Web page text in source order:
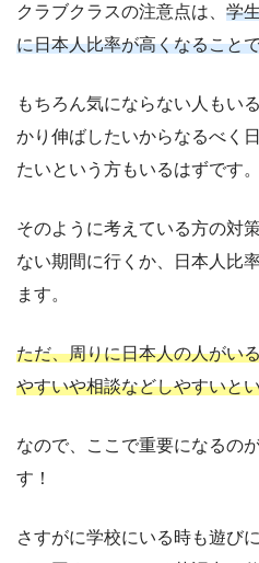
クラブクラスの注意点は、 学
に日本人比率が高くなること
もちろん気にならない人もい
かり伸ばしたいからなるべく
たいという方もいるはずです。
そのように考えている方の対
ない期間に行くか、日本人比
ます。
ただ、周りに日本人の人がい
やすいや相談などしやすいと
なので、ここで重要になるの
す！
さすがに学校にいる時も遊び